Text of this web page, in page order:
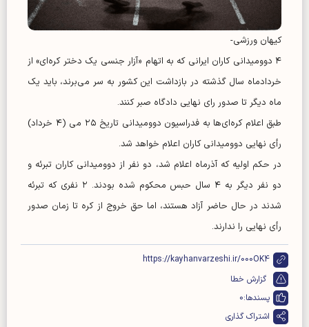
کیهان ورزشی-
۴ دوومیدانی کاران ایرانی که به اتهام «آزار جنسی یک دختر کره‌ای» از
خردادماه سال گذشته در بازداشت این کشور به سر می‌برند، باید یک
ماه دیگر تا صدور رای نهایی دادگاه صبر کنند.
طبق اعلام کره‌ای‌ها به فدراسیون دوومیدانی تاریخ ۲۵ می (۴ خرداد)
رأی نهایی دوومیدانی کاران اعلام خواهد شد.
در حکم اولیه که آذرماه اعلام شد، دو نفر از دوومیدانی کاران تبرئه و
دو نفر دیگر به ۴ سال حبس محکوم شده بودند. ۲ نفری که تبرئه
شدند در حال حاضر آزاد هستند، اما حق خروج از کره تا زمان صدور
رأی نهایی را ندارند.
https://kayhanvarzeshi.ir/000OK4
گزارش خطا
پسندها:0
اشتراک گذاری